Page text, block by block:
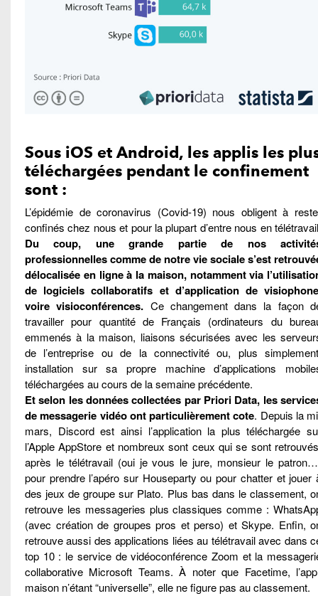
Sous iOS et Android, les applis les
téléchargées pendant le confinement
sont :
L’épidémie de coronavirus (Covid-19) nous obligent à
confinés chez nous et pour la plupart d’entre nous en
Du coup, une grande partie de nos
professionnelles comme de notre vie sociale s’est
délocalisée en ligne à la maison, notamment via
de logiciels collaboratifs et d’application de
voire visioconférences. Ce changement dans la façon
travailler pour quantité de Français (ordinateurs du
emmenés à la maison, liaisons sécurisées avec les
de l’entreprise ou de la connectivité ou, plus
installation sur sa propre machine d’applications
téléchargées au cours de la semaine précédente.
Et selon les données collectées par Priori Data, les
de messagerie vidéo ont particulièrement cote. Depuis la
mars, Discord est ainsi l’application la plus téléchargée
l’Apple AppStore et nombreux sont ceux qui se sont
après le télétravail (oui je vous le jure, monsieur le
pour prendre l’apéro sur Houseparty ou pour chatter et jouer
des jeux de groupe sur Plato. Plus bas dans le classement,
retrouve les messageries plus classiques comme :
(avec création de groupes pros et perso) et Skype. Enfin,
retrouve aussi des applications liées au télétravail avec dans
top 10 : le service de vidéoconférence Zoom et la
collaborative Microsoft Teams. À noter que Facetime,
maison n’étant “universelle”, elle ne figure pas au classement.